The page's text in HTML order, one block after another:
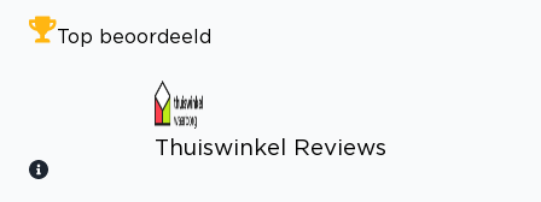
Top beoordeeld
Thuiswinkel Reviews